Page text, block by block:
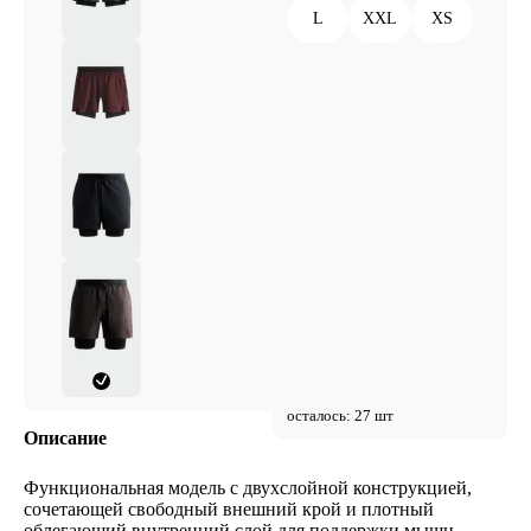
L XXL XS
осталось: 27 шт
Описание
Функциональная модель с двухслойной конструкцией,
сочетающей свободный внешний крой и плотный